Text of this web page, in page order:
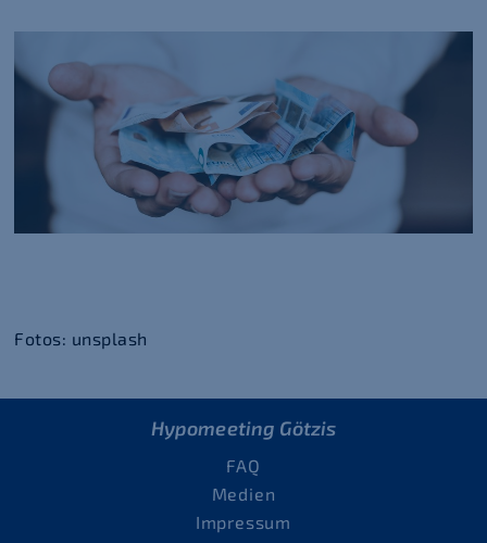
Fotos: unsplash
Hypomeeting Götzis
FAQ
Medien
Impressum